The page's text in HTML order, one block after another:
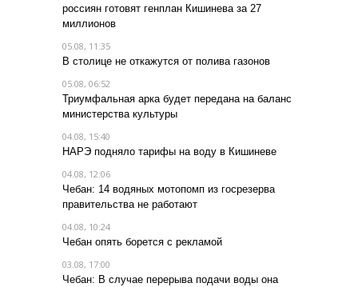
россиян готовят генплан Кишинева за 27
миллионов
05.08, 11:35
В столице не откажутся от полива газонов
05.08, 06:52
Триумфальная арка будет передана на баланс
министерства культуры
04.08, 15:40
НАРЭ подняло тарифы на воду в Кишиневе
04.08, 12:06
Чебан: 14 водяных мотопомп из госрезерва
правительства не работают
04.08, 10:24
Чебан опять борется с рекламой
03.08, 17:00
Чебан: В случае перерыва подачи воды она